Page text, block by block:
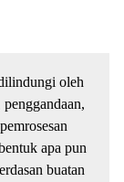
oleh
apa pun
buatan